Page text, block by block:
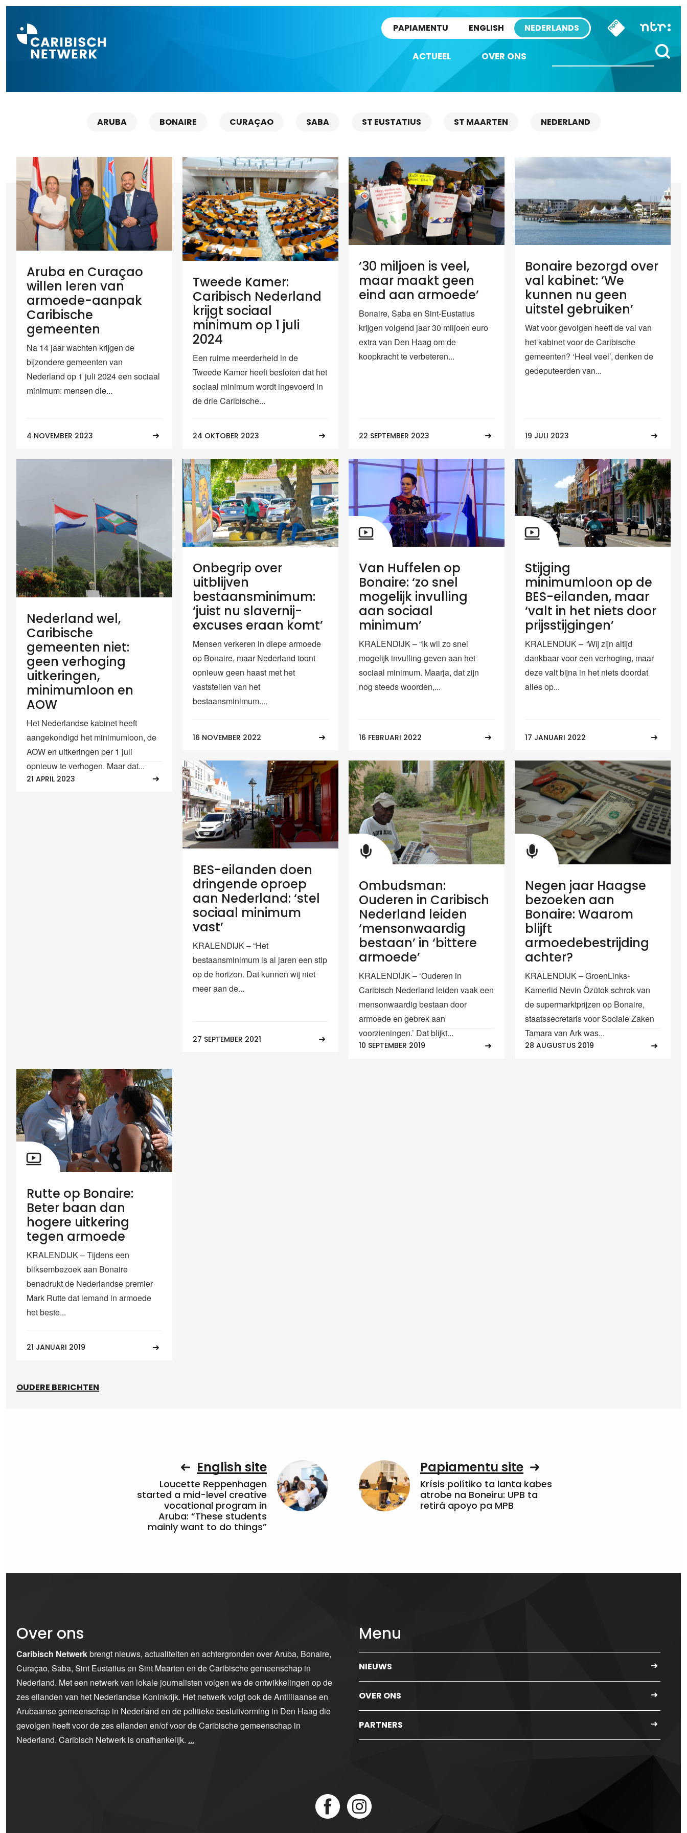
PAPIAMENTU ENGLISH NEDERLANDS
ACTUEEL OVER ONS
ARUBA BONAIRE CURAÇAO SABA ST EUSTATIUS ST MAARTEN NEDERLAND
Aruba en Curaçao
willen leren van
armoede-aanpak
Caribische
gemeenten
Na 14 jaar wachten krijgen de
bijzondere gemeenten van
Nederland op 1 juli 2024 een sociaal
minimum: mensen die...
4 NOVEMBER 2023
Tweede Kamer:
Caribisch Nederland
krijgt sociaal
minimum op 1 juli
2024
Een ruime meerderheid in de
Tweede Kamer heeft besloten dat het
sociaal minimum wordt ingevoerd in
de drie Caribische...
24 OKTOBER 2023
’30 miljoen is veel,
maar maakt geen
eind aan armoede’
Bonaire, Saba en Sint-Eustatius
krijgen volgend jaar 30 miljoen euro
extra van Den Haag om de
koopkracht te verbeteren...
22 SEPTEMBER 2023
Bonaire bezorgd over
val kabinet: ‘We
kunnen nu geen
uitstel gebruiken’
Wat voor gevolgen heeft de val van
het kabinet voor de Caribische
gemeenten? ‘Heel veel’, denken de
gedeputeerden van...
19 JULI 2023
Nederland wel,
Caribische
gemeenten niet:
geen verhoging
uitkeringen,
minimumloon en
AOW
Het Nederlandse kabinet heeft
aangekondigd het minimumloon, de
AOW en uitkeringen per 1 juli
opnieuw te verhogen. Maar dat...
21 APRIL 2023
Onbegrip over
uitblijven
bestaansminimum:
‘juist nu slavernij-
excuses eraan komt’
Mensen verkeren in diepe armoede
op Bonaire, maar Nederland toont
opnieuw geen haast met het
vaststellen van het
bestaansminimum....
16 NOVEMBER 2022
Van Huffelen op
Bonaire: ‘zo snel
mogelijk invulling
aan sociaal
minimum’
KRALENDIJK – “Ik wil zo snel
mogelijk invulling geven aan het
sociaal minimum. Maarja, dat zijn
nog steeds woorden,...
16 FEBRUARI 2022
Stijging
minimumloon op de
BES-eilanden, maar
‘valt in het niets door
prijsstijgingen’
KRALENDIJK – “Wij zijn altijd
dankbaar voor een verhoging, maar
deze valt bijna in het niets doordat
alles op...
17 JANUARI 2022
BES-eilanden doen
dringende oproep
aan Nederland: ‘stel
sociaal minimum
vast’
KRALENDIJK – “Het
bestaansminimum is al jaren een stip
op de horizon. Dat kunnen wij niet
meer aan de...
27 SEPTEMBER 2021
Ombudsman:
Ouderen in Caribisch
Nederland leiden
‘mensonwaardig
bestaan’ in ‘bittere
armoede’
KRALENDIJK – ‘Ouderen in
Caribisch Nederland leiden vaak een
mensonwaardig bestaan door
armoede en gebrek aan
voorzieningen.’ Dat blijkt...
10 SEPTEMBER 2019
Negen jaar Haagse
bezoeken aan
Bonaire: Waarom
blijft
armoedebestrijding
achter?
KRALENDIJK – GroenLinks-
Kamerlid Nevin Özütok schrok van
de supermarktprijzen op Bonaire,
staatssecretaris voor Sociale Zaken
Tamara van Ark was...
28 AUGUSTUS 2019
Rutte op Bonaire:
Beter baan dan
hogere uitkering
tegen armoede
KRALENDIJK – Tijdens een
bliksembezoek aan Bonaire
benadrukt de Nederlandse premier
Mark Rutte dat iemand in armoede
het beste...
21 JANUARI 2019
OUDERE BERICHTEN
English site
Loucette Reppenhagen
started a mid-level creative
vocational program in
Aruba: “These students
mainly want to do things”
Papiamentu site
Krísis polítiko ta lanta kabes
atrobe na Boneiru: UPB ta
retirá apoyo pa MPB
Over ons
Caribisch Netwerkbrengt nieuws, actualiteiten en achtergronden over Aruba, Bonaire,
Curaçao, Saba, Sint Eustatius en Sint Maarten en de Caribische gemeenschap in
Nederland. Met een netwerk van lokale journalisten volgen we de ontwikkelingen op de
zes eilanden van het Nederlandse Koninkrijk. Het netwerk volgt ook de Antilliaanse en
Arubaanse gemeenschap in Nederland en de politieke besluitvorming in Den Haag die
gevolgen heeft voor de zes eilanden en/of voor de Caribische gemeenschap in
Nederland. Caribisch Netwerk is onafhankelijk. ...
Menu
NIEUWS
OVER ONS
PARTNERS